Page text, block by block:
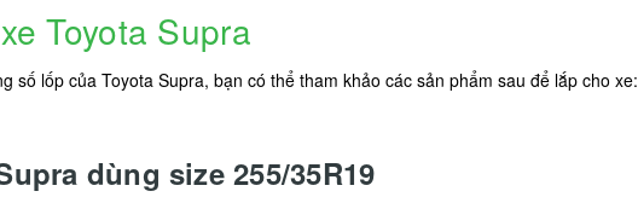
Toyota Supra
số lốp của Toyota Supra, bạn có thể tham khảo các sản phẩm sau để lắp cho xe:
dùng size 255/35R19